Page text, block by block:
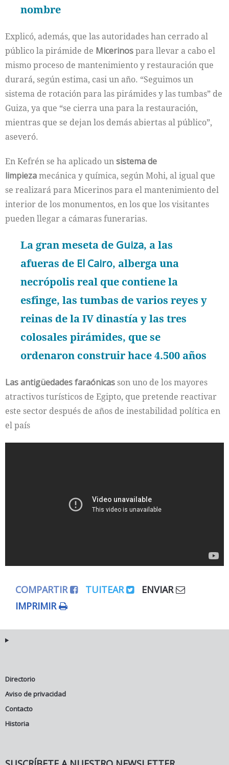
nombre
Explicó, además, que las autoridades han cerrado al
público la pirámide de Micerinospara llevar a cabo el
mismo proceso de mantenimiento y restauración que
durará, según estima, casi un año. “Seguimos un
sistema de rotación para las pirámides y las tumbas” de
Guiza, ya que “se cierra una para la restauración,
mientras que se dejan los demás abiertas al público”,
aseveró.
En Kefrén se ha aplicado unsistema de
limpiezamecánica y química, según Mohi, al igual que
se realizará para Micerinos para el mantenimiento del
interior de los monumentos, en los que los visitantes
pueden llegar a cámaras funerarias.
La gran meseta de Guiza, a las
afueras de El Cairo, alberga una
necrópolis real que contiene la
esfinge, las tumbas de varios reyes y
reinas de la IV dinastía y las tres
colosales pirámides, que se
ordenaron construir hace 4.500 años
Las antigüedades faraónicasson uno de los mayores
atractivos turísticos de Egipto, que pretende reactivar
este sector después de años de inestabilidad política en
el país
COMPARTIR TUITEAR
ENVIAR
IMPRIMIR
Directorio
Aviso de privacidad
Contacto
Historia